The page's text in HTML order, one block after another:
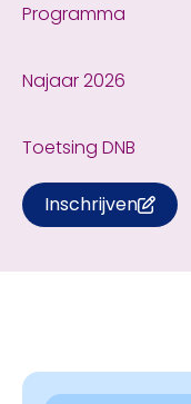
Programma
Najaar 2026
Toetsing DNB
Inschrijven